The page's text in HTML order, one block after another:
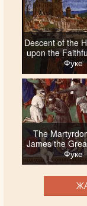
Descent of the
upon the
Фуке
The
James the
Фуке